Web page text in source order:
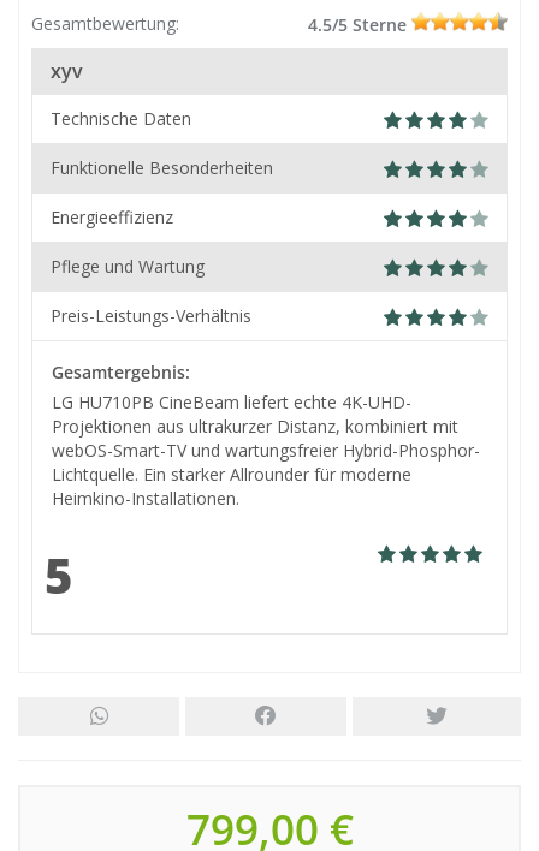
Gesamtbewertung:
4.5/5 Sterne
xyv
Technische Daten
Funktionelle Besonderheiten
Energieeffizienz
Pflege und Wartung
Preis-Leistungs-Verhältnis
Gesamtergebnis:
LG HU710PB CineBeam liefert echte 4K-UHD-
Projektionen aus ultrakurzer Distanz, kombiniert mit
webOS-Smart-TV und wartungsfreier Hybrid-Phosphor-
Lichtquelle. Ein starker Allrounder für moderne
Heimkino-Installationen.
5
799,00 €